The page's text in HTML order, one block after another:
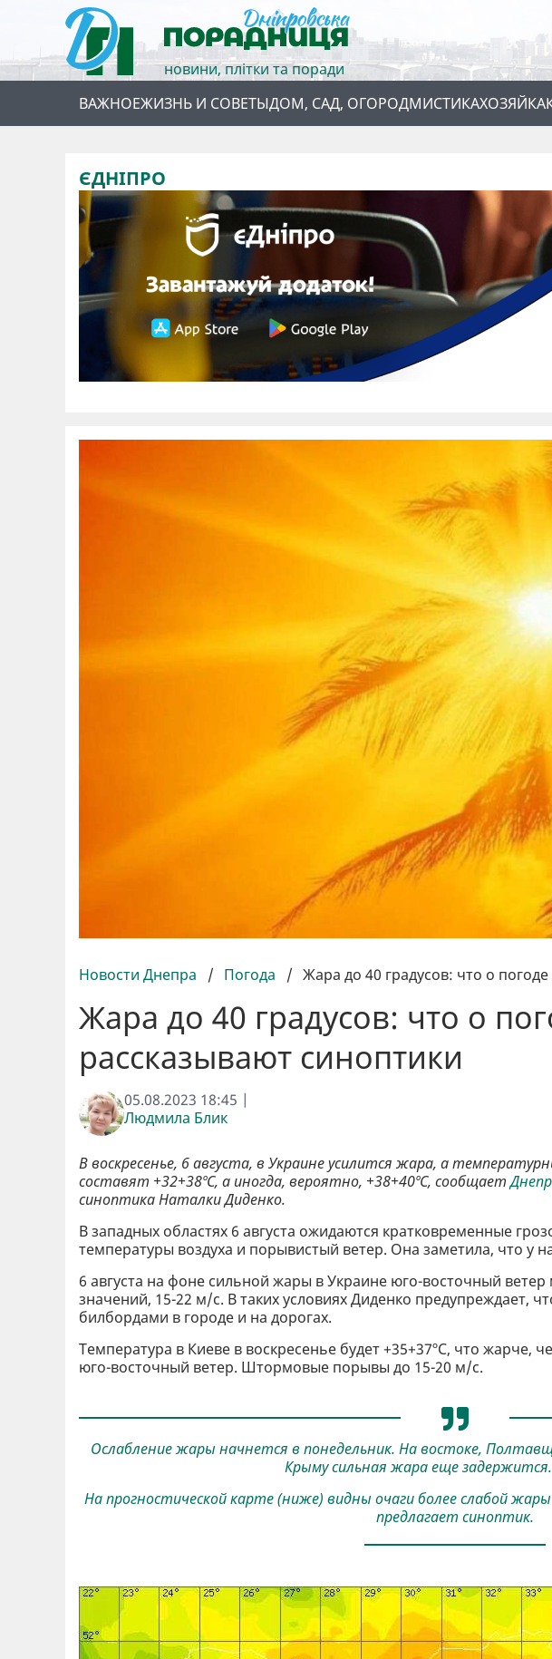
новини, плітки та поради
ВАЖНОЕЖИЗНЬ И СОВЕТЫДОМ, САД, ОГОРОДМИСТИКАХОЗЯЙКА
ЄДНІПРО
Новости Днепра / Погода / Жара до 40 градусов: что о
Жара до 40 градусов: что о
рассказывают синоптики
05.08.2023 18:45 |
Людмила Блик
В воскресенье, 6 августа, в Украине усилится жара, а
составят +32+38ºС, а иногда, вероятно, +38+40ºС, сообщает
синоптика Наталки Диденко.
В западных областях 6 августа ожидаются кратковременные
температуры воздуха и порывистый ветер. Она заметила, что у
6 августа на фоне сильной жары в Украине юго-восточный
значений, 15-22 м/с. В таких условиях Диденко предупреждает,
билбордами в городе и на дорогах.
Температура в Киеве в воскресенье будет +35+37ºС, что жарче,
юго-восточный ветер. Штормовые порывы до 15-20 м/с.
Ослабление жары начнется в понедельник. На востоке,
Крыму сильная жара еще
На прогностической карте (ниже) видны очаги более слабой
предлагает синоптик.